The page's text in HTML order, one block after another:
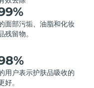
面部污垢、油脂和化妆
残留物。
用户表示护肤品吸收的
好。